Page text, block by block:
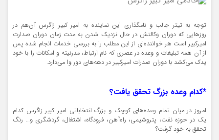
توجه به تیتر جالب و نامگذاری این نماینده به امیر کبیر زاگرس آن‌هم در
روزهایی که دوران وکالتش در حال نزدیک شدن به مدت زمان دوران صدارت
امیرکبیر است هر خواننده‌ای از این مطلب را به بررسی خدمات انجام شده پس
از آن همه تبلیغات و وعده در عصری که نام ارتباط، مدرنیته و امکانات را با خود
یدک می‌کشد با دوران صدرات امیرکبیر در دهه‌های دور وا می‌دارد.
*کدام وعده بزرگ تحقق یافت؟
امروز در میان تمام وعده‌های کوچک و بزرگ انتخاباتی امیر کبیر زاگرس کدام
یک در حوزه نفت، پتروشیمی، راه‌آهن، فرودگاه، اشتغال، گردشگری و… رنگ
تحقق به خود گرفت؟